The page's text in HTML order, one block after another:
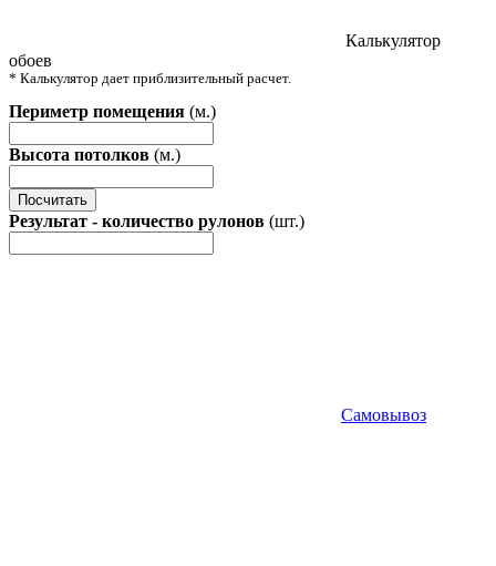
Калькулятор
обоев
* Калькулятор дает приблизительный расчет.
Периметр помещения (м.)
Высота потолков (м.)
Посчитать
Результат - количество рулонов (шт.)
Самовывоз